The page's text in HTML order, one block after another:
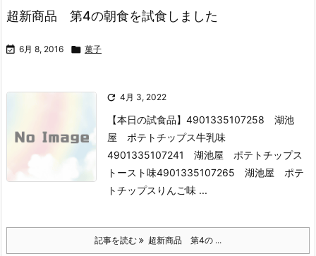
超新商品 第4の朝食を試食しました
 6月 8, 2016  菓子
 4月 3, 2022
【本日の試食品】 4901335107258 湖池
屋 ポテトチップス牛乳味
4901335107241 湖池屋 ポテトチップス
トースト味4901335107265 湖池屋 ポテ
トチップスりんご味 ...
記事を読む 超新商品 第4の ...